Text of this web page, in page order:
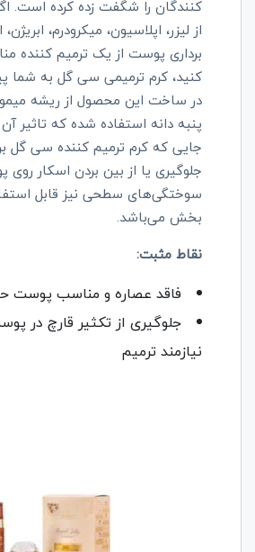
کنندگان را شگفت زده کرده است.
از لیزر، اپلاسیون، میکرودرم، ابریژن،
برداری پوست از یک ترمیم کننده
کنید، کرم ترمیمی سی گل به شما
پنبه دانه استفاده شده که تاثیر آن
جایی که کرم ترمیم کننده سی گل
جلوگیری یا از بین بردن اسکار
سوختگی‌های سطحی نیز قابل
بخش می‌باشد.
نقاط مثبت:
فاقد عصاره و مناسب
جلوگیری از تکثیر قارچ در
نیازمند ترمیم